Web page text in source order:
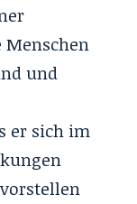
und
er sich im